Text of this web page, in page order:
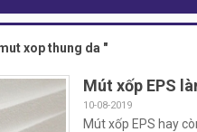
xop thung da "
Mút xốp EPS
10-08-2019
Mút xốp EPS hay